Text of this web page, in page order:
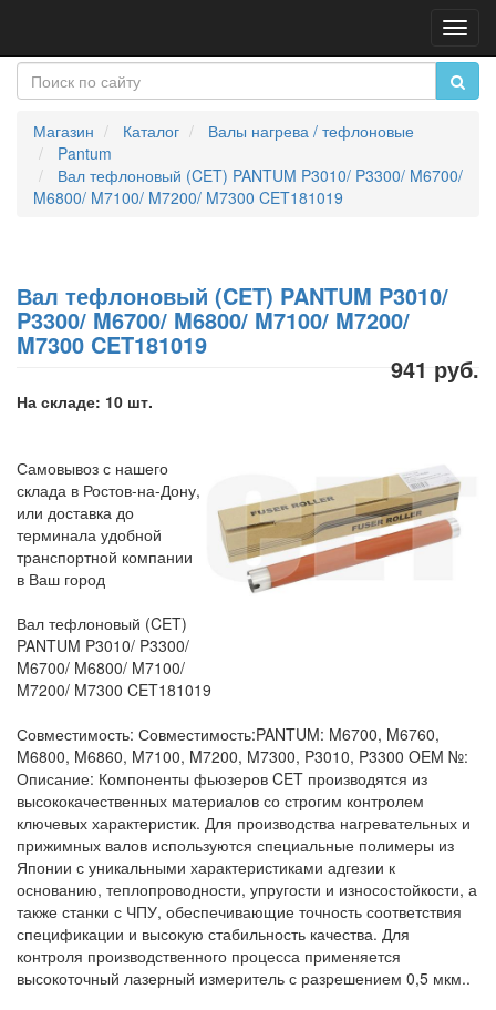
Магазин Каталог
Валы нагрева / тефлоновые
Pantum
Вал тефлоновый (CET) PANTUM P3010/ P3300/ M6700/
M6800/ M7100/ M7200/ M7300 CET181019
Вал тефлоновый (CET) PANTUM P3010/
P3300/ M6700/ M6800/ M7100/ M7200/
M7300 CET181019
941 руб.
На складе: 10 шт.
Самовывоз с нашего
склада в Ростов-на-Дону,
или доставка до
терминала удобной
транспортной компании
в Ваш город
Вал тефлоновый (CET)
PANTUM P3010/ P3300/
M6700/ M6800/ M7100/
M7200/ M7300 CET181019
Совместимость: Совместимость:PANTUM: M6700, M6760,
M6800, M6860, M7100, M7200, M7300, P3010, P3300 OEM №:
Описание: Компоненты фьюзеров CET производятся из
высококачественных материалов со строгим контролем
ключевых характеристик. Для производства нагревательных и
прижимных валов используются специальные полимеры из
Японии с уникальными характеристиками адгезии к
основанию, теплопроводности, упругости и износостойкости, а
также станки с ЧПУ, обеспечивающие точность соответствия
спецификации и высокую стабильность качества. Для
контроля производственного процесса применяется
высокоточный лазерный измеритель с разрешением 0,5 мкм..